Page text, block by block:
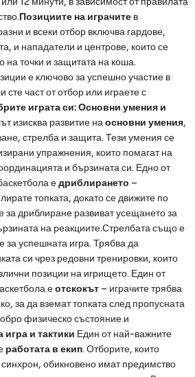
Позициите на играчите в
и всеки отбор включва гардове,
и нападатели и центрове, които се
на точки и защитата на коша.
е ключово за успешно участие в
сте част от отбор или играете с
играта си: Основни умения и
изисква развитие наосновни умения,
стрелба и защита. Тези умения се
упражнения, които помагат на
и бързината си. Едно от
едриблирането –
топката, докато се движите по
за дриблиране развиват усещането за
на реакциите.Стрелбата също е
за успешната игра. Трябва да
си чрез редовни тренировки, които
позиции на игрището. Един от
еотскокът – играчите трябва
за да вземат топката след пропусната
физическо състояние и
и тактики Един от най-важните
работата в екип. Отборите, които
обикновено имат предимство